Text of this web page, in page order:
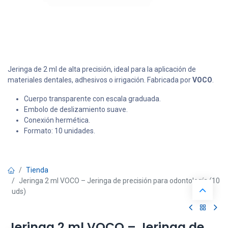
Jeringa de 2 ml de alta precisión, ideal para la aplicación de
materiales dentales, adhesivos o irrigación. Fabricada porVOCO
Cuerpo transparente con escala graduada.
Embolo de deslizamiento suave.
Conexión hermética.
Formato: 10 unidades.
Tienda
Jeringa 2 ml VOCO – Jeringa de precisión para odontología (10
uds)